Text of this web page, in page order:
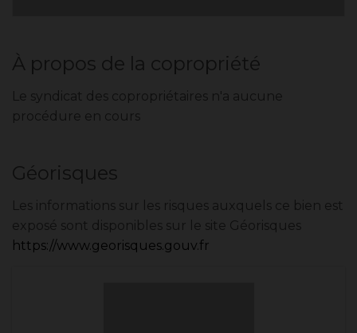
À propos de la copropriété
Le syndicat des copropriétaires n'a aucune
procédure en cours
Géorisques
Les informations sur les risques auxquels ce bien est
exposé sont disponibles sur le site Géorisques
https://www.georisques.gouv.fr